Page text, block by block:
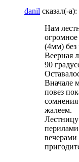
danil сказал(-а):
Нам
огромное
(4мм) без
Веерная
90
Вначале
повез
жалеем.
вечерами